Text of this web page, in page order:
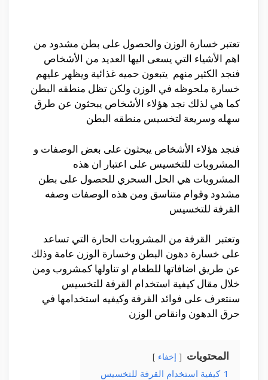
تعتبر خسارة الوزن والحصول على بطن مشدود من
اهم الأشياء التي يسعى اليها العديد من الأشخاص
فنجد الكثير منهم يتبعون حميه غذائية ويظهر عليهم
خسارة ملحوظه في الوزن ولكن تظل منطقه البطن
كما هي لذلك نجد هؤلاء الأشخاص يبحثون عن طرق
سهله وسريعة لتخسيس منطقه البطن
فنجد هؤلاء الأشخاص يبحثون على بعض الوصفات و
المشروبات للتخسيس على اعتبار ان هذه
المشروبات هي الحل السحري للحصول على بطن
مشدود وقوام متناسق ومن هذه الوصفات وصفه
القرفة للتخسيس
وتعتبر القرفة من المشروبات الحارة التي تساعد
على خسارة دهون البطن وخسارة الوزن عامة وذلك
عن طريق اضافاتها للطعام او تناولها كمشروب ومن
خلال مقال كيفية استخدام القرفة للتخسيس
سنتعرف على فوائد القرفة وكيفيه استخدامها في
حرق الدهون وانقاص الوزن
المحتويات إخفاء
1 كيفية استخدام القرفة للتخسيس